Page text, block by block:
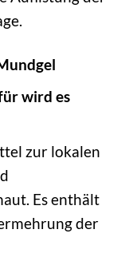
wird es
zur lokalen
Es enthält
der